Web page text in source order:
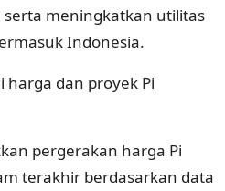
meningkatkan utilitas
Indonesia.
harga dan proyek Pi
pergerakan harga Pi
terakhir berdasarkan data